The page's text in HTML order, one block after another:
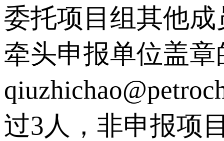
委托项目组其他
牵头申报单位盖
过3人，非申报项